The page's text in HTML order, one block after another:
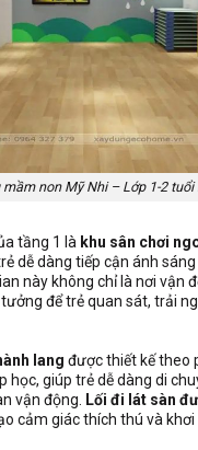
mầm non Mỹ Nhi – Lớp 1-2 tuổi
tầng 1 là khu sân chơi
dễ dàng tiếp cận ánh
này không chỉ là nơi vận
để trẻ quan sát, trải
lang được thiết kế theo
học, giúp trẻ dễ dàng di
vận động. Lối đi lát sàn
cảm giác thích thú và